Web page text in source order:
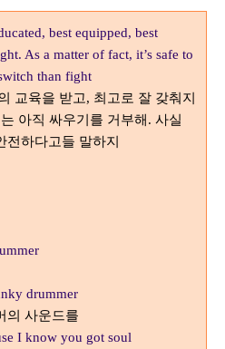
best equipped, best
As a matter of fact, it’s safe to
than fight
교육을 받고, 최고로 잘 갖춰지
아직 싸우기를 거부해. 사실
전하다고들 말하지
drummer
의 사운드를
I know you got soul